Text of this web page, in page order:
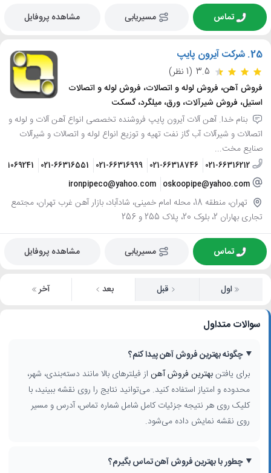
تماس مسیریابی مشاهده پروفایل
25. شرکت آیرون پایپ
3.5 (1 نظر)
فروش آهن، فروش لوله و اتصالات، فروش لوله و اتصالات
استیل، فروش شیرآلات، ورق، میلگرد، گسکت
بنام خدا. آهن آلات آیرون پایپ فروشنده تخصصی انواع آهن آلات و لوله و
اتصالات و شیرآلات آب گاز نفت تهیه و توزیع انواع لوله و اتصالات و شیرآلات
صنایع مخت...
021-66316212
021-66318746
021-66316999
021-66316551
oskoopipe@yahoo.com
ironpipeco@yahoo.com
تهران، منطقه 18، محله امام خمینی، شادآباد، بازار آهن غرب تهران، مجتمع
تجاری بهاران 2، بلوک 20، پلاک 255 و 256
تماس مسیریابی مشاهده پروفایل
اول قبل بعد آخر
سوالات متداول
چگونه بهترین فروش آهن پیدا کنم؟
برای یافتنبهترین فروش آهن از فیلترهای بالا مانند دسته‌بندی، شهر،
محدوده و امتیاز استفاده کنید. می‌توانید نتایج را روی نقشه ببینید، با
کلیک روی هر نتیجه جزئیات کامل شامل شماره تماس، آدرس و مسیر
روی نقشه نمایش داده می‌شود.
چطور با بهترین فروش آهن تماس بگیرم؟